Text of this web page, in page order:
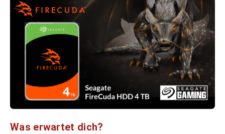
Was erwartet dich?